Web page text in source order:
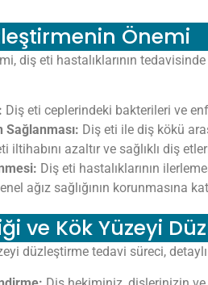
Önemi
diş eti hastalıklarının
Diş eti ceplerindeki bakterileri ve
Sağlanması: Diş eti ile diş kökü
iltihabını azaltır ve sağlıklı diş
Diş eti hastalıklarının
ağız sağlığının korunmasına
ve Kök Yüzeyi
düzleştirme tedavi süreci,